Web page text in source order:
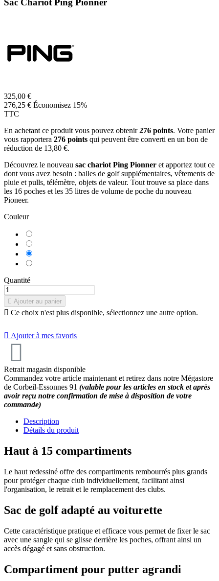
Sac Chariot Ping Pionner
325,00 €
276,25 € Économisez 15%
TTC
En achetant ce produit vous pouvez obtenir276 points. Votre panier
vous rapportera 276 points qui peuvent être converti en un bon de
réduction de 13,80 €.
Découvrez le nouveau sac chariot Ping Pionner et apportez tout ce
dont vous avez besoin : balles de golf supplémentaires, vêtements de
pluie et pulls, télémètre, objets de valeur. Tout trouve sa place dans
les 16 poches et les 35 litres de volume de poche du nouveau
Pioneer.
Couleur
Quantité
 Ajouter au panier
 Ce choix n'est plus disponible, sélectionnez une autre option.
 Ajouter à mes favoris
Retrait magasin disponible
Commandez votre article maintenant et retirez dans notre Mégastore
de Corbeil-Essonnes 91 (valable pour les articles en stock et après
avoir reçu notre confirmation de mise à disposition de votre
commande)
Description
Détails du produit
Haut à 15 compartiments
Le haut redessiné offre des compartiments rembourrés plus grands
pour protéger chaque club individuellement, facilitant ainsi
l'organisation, le retrait et le remplacement des clubs.
Sac de golf adapté au voiturette
Cette caractéristique pratique et efficace vous permet de fixer le sac
avec une sangle qui se glisse derrière les poches, offrant ainsi un
accès dégagé et sans obstruction.
Compartiment pour putter agrandi